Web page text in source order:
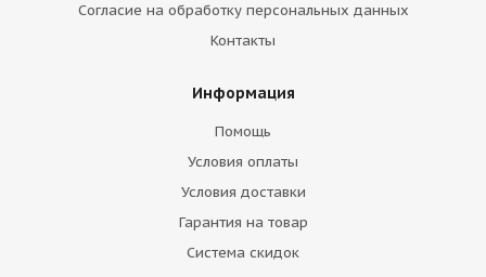
Согласие на обработку персональных данных
Контакты
Информация
Помощь
Условия оплаты
Условия доставки
Гарантия на товар
Система скидок